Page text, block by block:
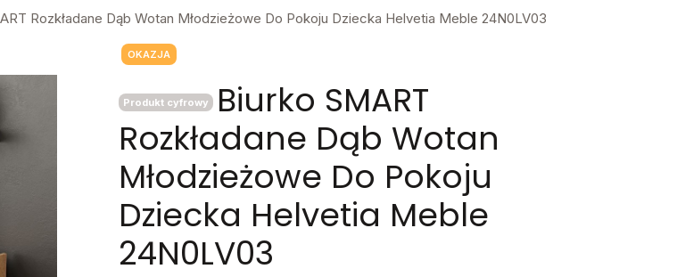
Rozkładane Dąb Wotan Młodzieżowe Do Pokoju Dziecka Helvetia Meble 24N0LV03
Tagi produktu
OKAZJA
Produkt cyfrowy
Biurko SMART
Rozkładane Dąb Wotan
Młodzieżowe Do Pokoju
Dziecka Helvetia Meble
24N0LV03